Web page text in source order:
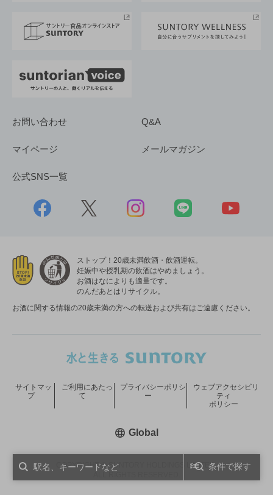
条件で探す
採用情報
お問い合わせ Q&A
マイページ メールマガジン
公式SNS一覧
ストップ！20歳未満飲酒・飲酒運転。
妊娠中や授乳期の飲酒はやめましょう。
お酒はなによりも適量です。
のんだあとはリサイクル。
お酒に関する情報の20歳未満の方への転送および共有はご遠慮ください。
COPYRIGHT © SUNTORY HOLDINGS LIMITED.
サイトマッ
プ
ご利用にあたっ
て
プライバシーポリシ
ー
ウェブアクセシビリ
ティ
ポリシー
Global新しいウィンドウで開く